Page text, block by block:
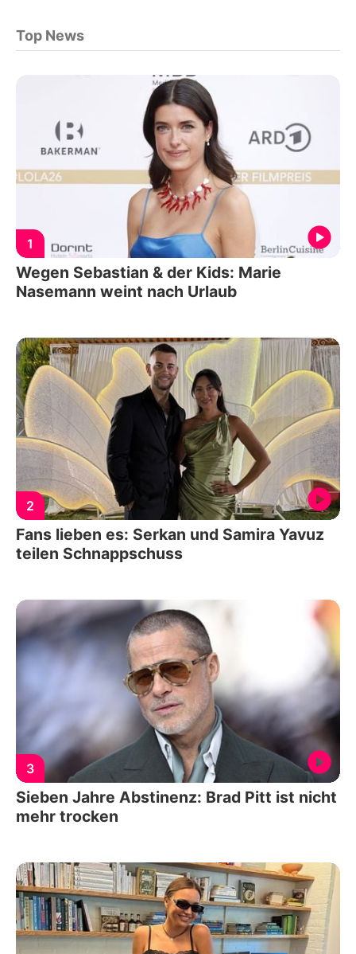
Top News
1
Wegen Sebastian & der Kids: Marie
Nasemann weint nach Urlaub
2
Fans lieben es: Serkan und Samira Yavuz
teilen Schnappschuss
3
Sieben Jahre Abstinenz: Brad Pitt ist nicht
mehr trocken